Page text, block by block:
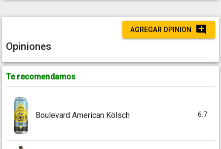
AGREGAR OPINION
Opiniones
Te recomendamos
Boulevard American Kölsch 6.7